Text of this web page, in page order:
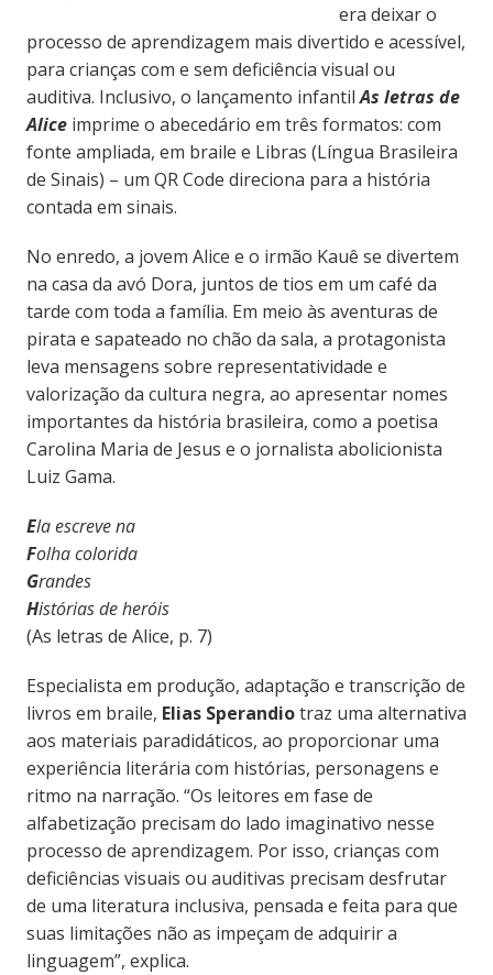
era deixar o
processo de aprendizagem mais divertido e acessível,
para crianças com e sem deficiência visual ou
auditiva. Inclusivo, o lançamento infantilAs letras de
Aliceimprime o abecedário em três formatos: com
fonte ampliada, em braile e Libras (Língua Brasileira
de Sinais) – um QR Code direciona para a história
contada em sinais.
No enredo, a jovem Alice e o irmão Kauê se divertem
na casa da avó Dora, juntos de tios em um café da
tarde com toda a família. Em meio às aventuras de
pirata e sapateado no chão da sala, a protagonista
leva mensagens sobre representatividade e
valorização da cultura negra, ao apresentar nomes
importantes da história brasileira, como a poetisa
Carolina Maria de Jesus e o jornalista abolicionista
Luiz Gama.
Ela escreve na
Folha colorida
Grandes
Histórias de heróis
(As letras de Alice, p. 7)
Especialista em produção, adaptação e transcrição de
livros em braile, Elias Sperandiotraz uma alternativa
aos materiais paradidáticos, ao proporcionar uma
experiência literária com histórias, personagens e
ritmo na narração. “Os leitores em fase de
alfabetização precisam do lado imaginativo nesse
processo de aprendizagem. Por isso, crianças com
deficiências visuais ou auditivas precisam desfrutar
de uma literatura inclusiva, pensada e feita para que
suas limitações não as impeçam de adquirir a
linguagem”, explica.